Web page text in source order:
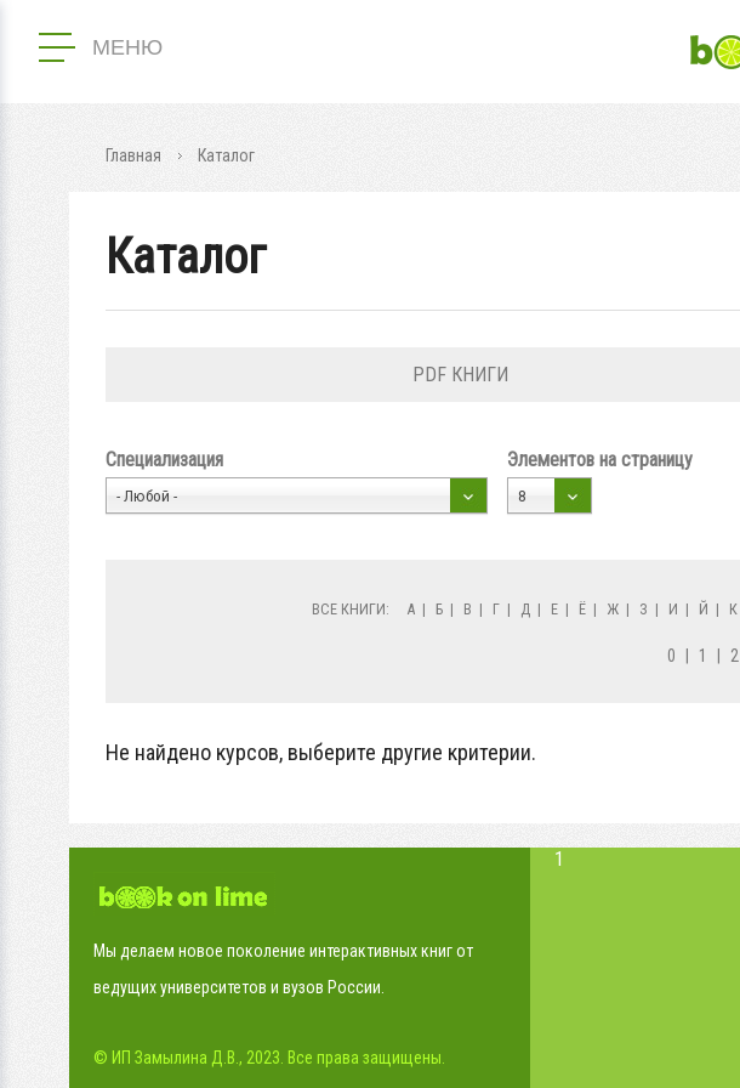
МЕНЮ
Главная Каталог
Каталог
PDF КНИГИ
Специализация
- Любой -
Элементов на страницу
8
ВСЕ КНИГИ: А | Б | В | Г | Д | Е | Ё | Ж | З | И | Й | К
0 1 2
Не найдено курсов, выберите другие критерии.
Мы делаем новое поколение интерактивных книг от
ведущих университетов и вузов России.
© ИП Замылина Д.В., 2023. Все права защищены.
1